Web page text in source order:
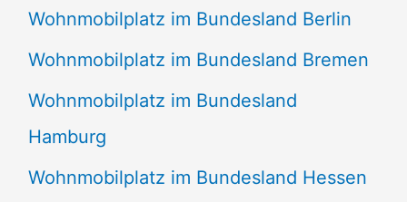
Wohnmobilplatz im Bundesland Berlin
Wohnmobilplatz im Bundesland Bremen
Wohnmobilplatz im Bundesland
Hamburg
Wohnmobilplatz im Bundesland Hessen